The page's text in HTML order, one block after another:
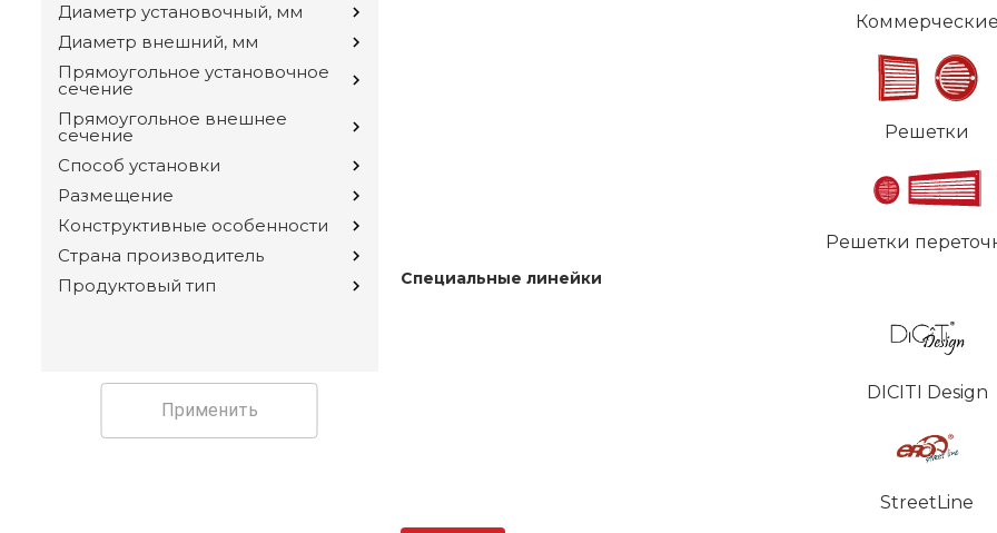
Диаметр установочный, мм
Диаметр внешний, мм
Прямоугольное установочное
сечение
Прямоугольное внешнее
сечение
Способ установки
Размещение
Конструктивные особенности
Страна производитель
Продуктовый тип
Применить
Решетки
Решетки
Специальные линейки
DICITI Design
StreetLine